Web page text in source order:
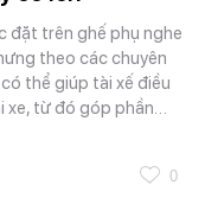
đặt trên ghế phụ nghe
theo các chuyên
thể giúp tài xế điều
xe, từ đó góp phần…
0